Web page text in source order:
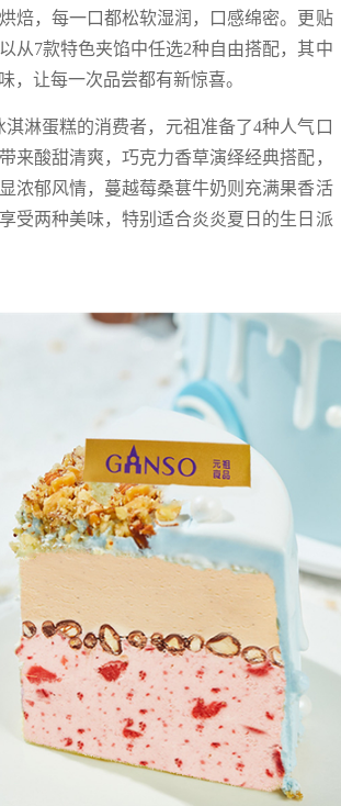
焙，每一口都松软湿润，口感绵密。更贴
从7款特色夹馅中任选2种自由搭配，其中
，让每一次品尝都有新惊喜。
淇淋蛋糕的消费者，元祖准备了4种人气口
来酸甜清爽，巧克力香草演绎经典搭配，
浓郁风情，蔓越莓桑葚牛奶则充满果香活
受两种美味，特别适合炎炎夏日的生日派